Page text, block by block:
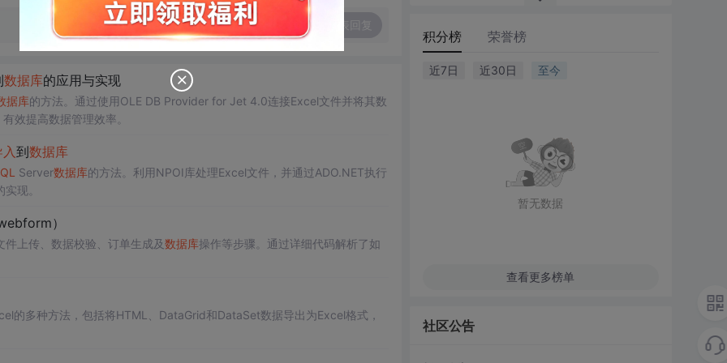
数据库的应用与实现
据库的方法。通过使用OLE DB Provider for Jet 4.0连接Excel文件并将其数
有效提高数据管理效率。
到数据库
Server数据库的方法。利用NPOI库处理Excel文件，并通过ADO.NET执行
现。
）
上传、数据校验、订单生成及数据库操作等步骤。通过详细代码解析了如
的多种方法，包括将HTML、DataGrid和DataSet数据导出为Excel格式，
积分榜 荣誉榜
近7日 近30日 至今
暂无数据
查看更多榜单
社区公告